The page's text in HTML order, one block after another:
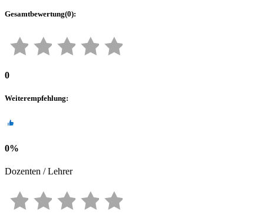
Gesamtbewertung(0):
0
Weiterempfehlung:
0%
Dozenten / Lehrer